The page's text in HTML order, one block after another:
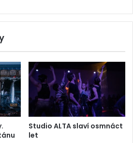
Studio ALTA slaví osmnáct
let